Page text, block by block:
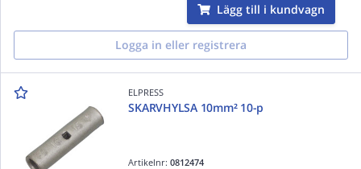
Lägg till i kundvagn
Logga in eller registrera
ELPRESS
SKARVHYLSA 10mm² 10-p
Artikelnr:0812474